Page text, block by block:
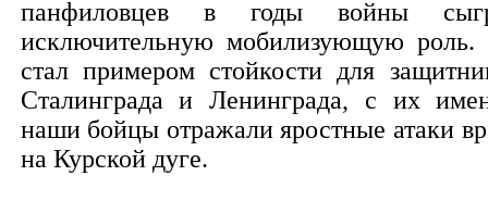
панфиловцев в годы войны
исключительную мобилизующую
стал примером стойкости для
Сталинграда и Ленинграда, с их
наши бойцы отражали яростные атаки
на Курской дуге.